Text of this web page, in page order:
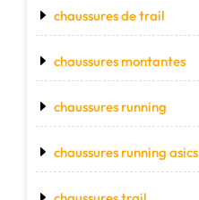
chaussures de trail
chaussures montantes
chaussures running
chaussures running asics